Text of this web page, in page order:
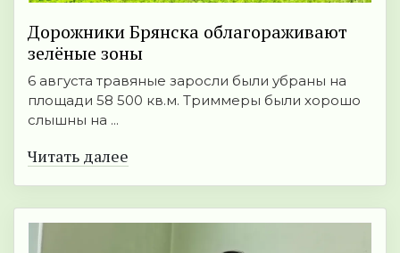
Дорожники Брянска облагораживают
зелёные зоны
6 августа травяные заросли были убраны на
площади 58 500 кв.м. Триммеры были хорошо
слышны на ...
Читать далее